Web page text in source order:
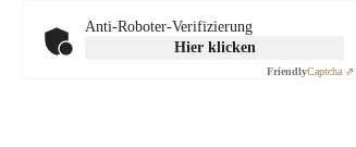
Anti-Roboter-Verifizierung
Hier klicken
FriendlyCaptcha ⇗